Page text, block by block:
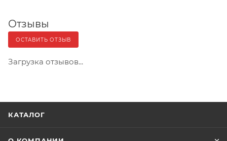
Отзывы
ОСТАВИТЬ ОТЗЫВ
Загрузка отзывов...
КАТАЛОГ